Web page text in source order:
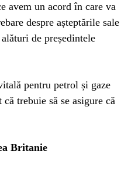
avem un acord în care va
despre așteptările sale
de președintele
pentru petrol și gaze
trebuie să se asigure că
Britanie